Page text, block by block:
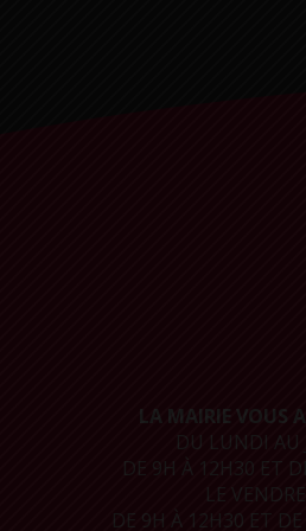
LA MAIRIE VOUS
DU LUNDI AU
DE 9H À 12H30 ET
LE
DE 9H À 12H30 ET